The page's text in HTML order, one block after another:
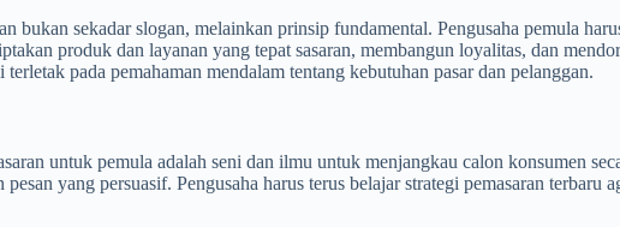
sekadar slogan, melainkan prinsip fundamental. Pengusaha pemula
produk dan layanan yang tepat sasaran, membangun loyalitas, dan
terletak pada pemahaman mendalam tentang kebutuhan pasar dan pelanggan.
untuk pemula adalah seni dan ilmu untuk menjangkau calon konsumen
yang persuasif. Pengusaha harus terus belajar strategi pemasaran terbaru